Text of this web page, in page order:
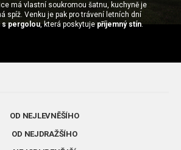
domu
na klíč
Magazín
si zvolit bungalov
dřevostaveb a zděných domů
domy
Jihlavy
má vlastní soukromou šatnu, kuchyně je
spíž. Venku je pak pro trávení letních dní
s pergolou, která poskytujepříjemný stín.
OD NEJLEVNĚŠÍHO
OD NEJDRAŽŠÍHO